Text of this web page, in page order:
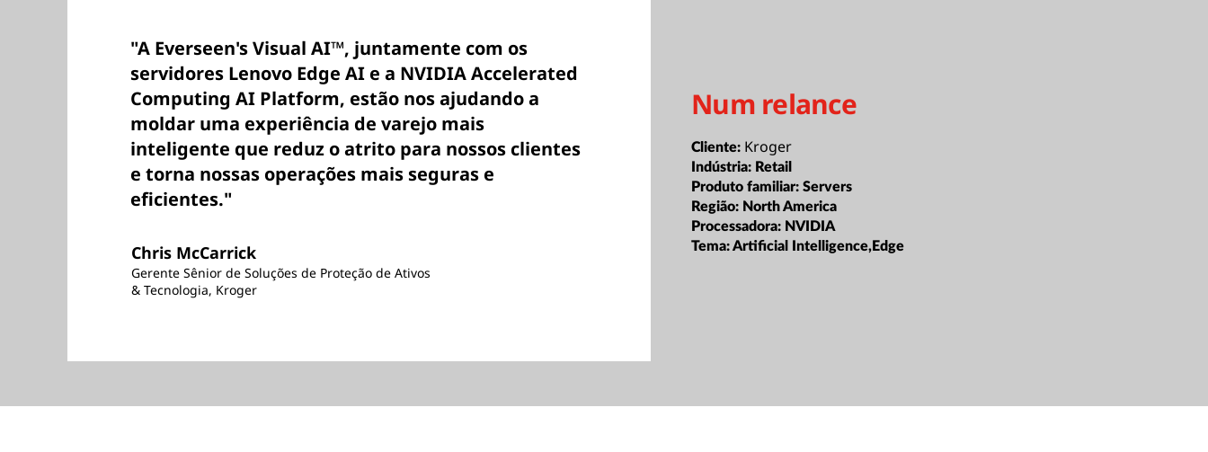
"A Everseen's Visual AI™, juntamente com os
servidores Lenovo Edge AI e a NVIDIA Accelerated
Computing AI Platform, estão nos ajudando a
moldar uma experiência de varejo mais
inteligente que reduz o atrito para nossos clientes
e torna nossas operações mais seguras e
eficientes."
Chris McCarrick
Gerente Sênior de Soluções de Proteção de Ativos
& Tecnologia, Kroger
Num relance
Cliente: Kroger
Indústria: Retail
Produto familiar:Servers
Região: North America
Processadora: NVIDIA
Tema:Artificial Intelligence,Edge